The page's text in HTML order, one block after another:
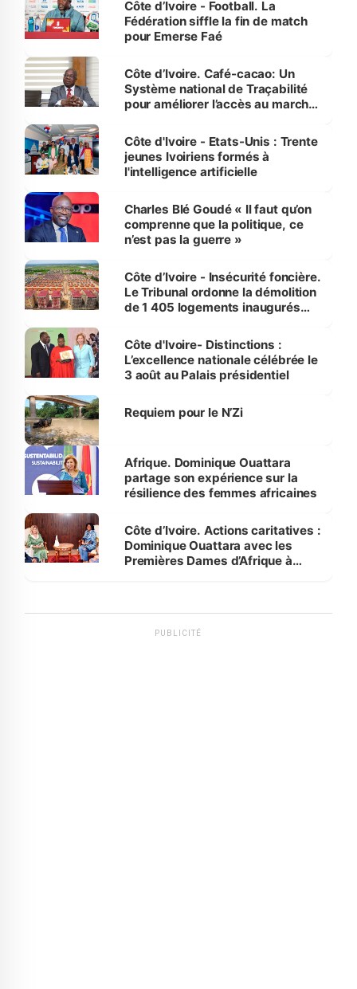
Côte d’Ivoire - Football. La
Fédération siffle la fin de match
pour Emerse Faé
Côte d’Ivoire. Café-cacao: Un
Système national de Traçabilité
pour améliorer l’accès au marché
Côte d'Ivoire - Etats-Unis : Trente
jeunes Ivoiriens formés à
l'intelligence artificielle
Charles Blé Goudé « Il faut qu’on
comprenne que la politique, ce
n’est pas la guerre »
Côte d’Ivoire - Insécurité foncière.
Le Tribunal ordonne la démolition
de 1 405 logements inaugurés
Bassam
Côte d'Ivoire- Distinctions :
L’excellence nationale célébrée le
3 août au Palais présidentiel
Requiem pour le N’Zi
Afrique. Dominique Ouattara
partage son expérience sur la
résilience des femmes africaines
Côte d’Ivoire. Actions caritatives :
Dominique Ouattara avec les
Premières Dames d’Afrique à
PUBLICITÉ